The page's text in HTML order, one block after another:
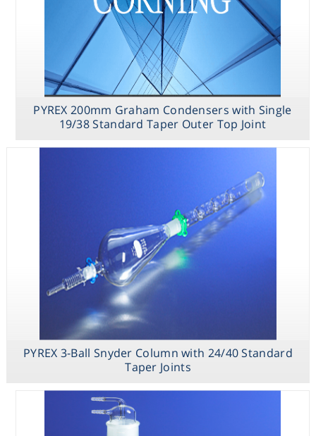
PYREX 200mm Graham Condensers with Single
19/38 Standard Taper Outer Top Joint
PYREX 3-Ball Snyder Column with 24/40 Standard
Taper Joints
Graham
Condensers with
Single 19/38
Standard Taper
Outer Top Joint
Replacement
Cold Finger
Chemicals